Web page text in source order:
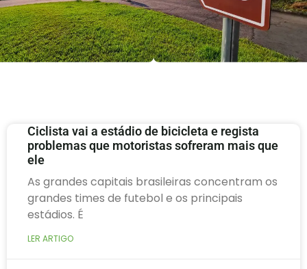
Ciclista vai a estádio de bicicleta e regista
problemas que motoristas sofreram mais que
ele
As grandes capitais brasileiras concentram os
grandes times de futebol e os principais
estádios. É
LER ARTIGO